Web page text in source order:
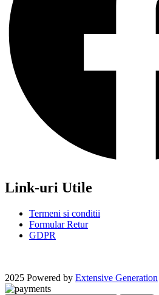
Link-uri Utile
Termeni si conditii
Formular Retur
GDPR
2025 Powered by Extensive Generation